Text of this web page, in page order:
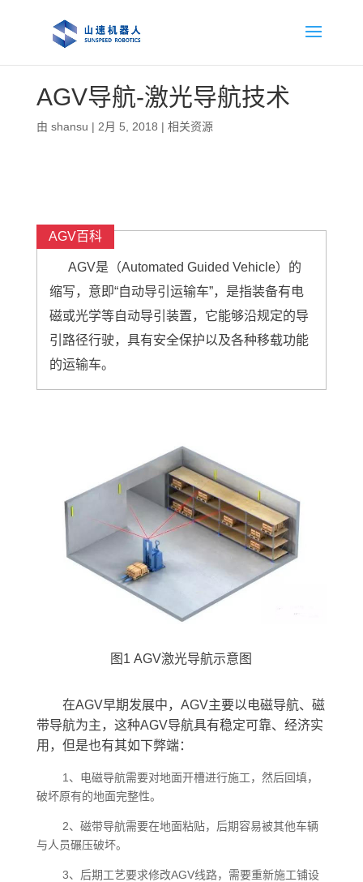
AGV导航-激光导航技术
由 shansu | 2月 5, 2018 | 相关资源
AGV百科
AGV是（Automated Guided Vehicle）的
缩写，意即“自动导引运输车”，是指装备有电
磁或光学等自动导引装置，它能够沿规定的导
引路径行驶，具有安全保护以及各种移载功能
的运输车。
图1 AGV激光导航示意图
在AGV早期发展中，AGV主要以电磁导航、磁
带导航为主，这种AGV导航具有稳定可靠、经济实
用，但是也有其如下弊端：
1、电磁导航需要对地面开槽进行施工，然后回填，
破坏原有的地面完整性。
2、磁带导航需要在地面粘贴，后期容易被其他车辆
与人员碾压破坏。
3、后期工艺要求修改AGV线路，需要重新施工铺设